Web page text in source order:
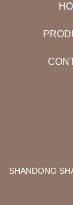
SHANDONG SHANCHU